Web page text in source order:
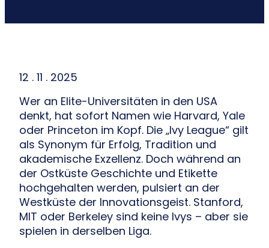
12 . 11 . 2025
Wer an Elite-Universitäten in den USA
denkt, hat sofort Namen wie Harvard, Yale
oder Princeton im Kopf. Die „Ivy League“ gilt
als Synonym für Erfolg, Tradition und
akademische Exzellenz. Doch während an
der Ostküste Geschichte und Etikette
hochgehalten werden, pulsiert an der
Westküste der Innovationsgeist. Stanford,
MIT oder Berkeley sind keine Ivys – aber sie
spielen in derselben Liga.